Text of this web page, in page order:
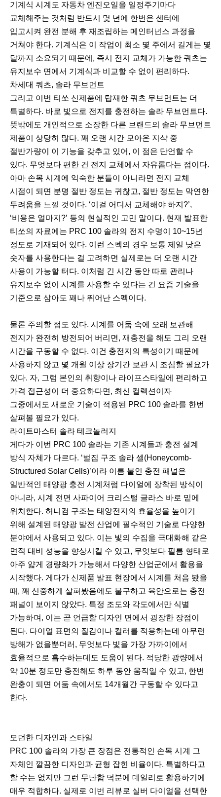
기계식 시계도 자동차 엔진오일을 일정주기마다
교체해주는 것처럼 반드시 몇 년에 한번은 센터에
입고시켜 완전 분해 후 재조립하는 메인터넌스 과정을
거쳐야 한다. 기계식은 이 작업이 최소 몇 주에서 길게는 몇
달까지 소요되기 때문에, 즉시 전지 교체가 가능한 쿼츠는
유지보수 면에서 기계식과 비교할 수 없이 편리하다.
차세대 쿼츠, 솔라 무브먼트
그리고 이번 티쏘 신제품에 탑재한 쿼츠 무브먼트는 더
특별하다. 바로 빛으로 전지를 충전하는 솔라 무브먼트다.
뜻밖에도 개인적으로 소장한 다른 브랜드의 솔라 무브먼트
제품이 상당히 많다. 꽤 오랜 시간 모아온 지샥 중
절반가량이 이 기능을 갖추고 있어, 이 점은 단언할 수
있다. 무엇보다 편한 건 전지 교체에서 자유롭다는 점이다.
아마 손목 시계에 익숙한 분들이 아니라면 전지 교체
시점이 되면 분명 절반 정도는 귀찮고, 절반 정도는 막연한
두려움을 느낄 것이다. ‘이걸 어디서 교체해야 하지?’,
‘비용은 얼마지?’ 등의 현실적인 고민 말이다. 현재 발표한
티쏘의 자료에는 PRC 100 솔라의 전지 수명이 10~15년
정도로 기재되어 있다. 이런 스펙의 경우 보통 제일 낮은
숫자를 사용한다는 걸 고려하면 실제로는 더 오랜 시간
사용이 가능할 터다. 이처럼 긴 시간 동안 따로 관리나
유지보수 없이 시계를 사용할 수 있다는 건 요즘 기술을
기준으로 삼아도 꽤나 뛰어난 스펙이다.
물론 주의할 점도 있다. 시계를 어둠 속에 오래 보관해
전지가 완전히 방전되어 버리면, 재충전을 해도 그리 오랜
시간을 구동할 수 없다. 이건 충전지의 특성이기 때문에
사용하지 않고 몇 개월 이상 장기간 보관 시 조심할 필요가
있다. 자, 그럼 본인의 취향이나 라이프스타일에 편리하고
가격 접근성이 더 중요하다면, 최신 컬렉션이자
그중에서도 새로운 기술이 적용된 PRC 100 솔라를 한번
살펴볼 필요가 있다.
라이트마스터 솔라 테크놀러지
게다가 이번 PRC 100 솔라는 기존 시계들과 충전 설계
방식 자체가 다르다. ‘벌집 구조 솔라 셀(Honeycomb-
Structured Solar Cells)’이라 이름 붙인 충전 패널은
일반적인 태양광 충전 시계처럼 다이얼에 장착된 방식이
아니라, 시계 전면 사파이어 크리스털 글라스 바로 밑에
위치한다. 허니컴 구조는 태양전지의 효율성을 높이기
위해 설계된 태양광 발전 산업에 필수적인 기술로 다양한
분야에서 사용되고 있다. 이는 빛의 수집을 극대화해 같은
면적 대비 성능을 향상시킬 수 있고, 무엇보다 필름 형태로
아주 얇게 경량화가 가능해서 다양한 산업군에서 활용을
시작했다. 게다가 신제품 발표 현장에서 시계를 처음 봤을
때, 꽤 신중하게 살펴봤음에도 불구하고 육안으로는 충전
패널이 보이지 않았다. 특정 조도와 각도에서만 식별
가능하며, 이는 곧 언급할 디자인 면에서 굉장한 장점이
된다. 다이얼 표면의 질감이나 컬러를 적용하는데 아무런
방해가 없을뿐더러, 무엇보다 빛을 가장 가까이에서
효율적으로 흡수하는데도 도움이 된다. 적당한 광량에서
약 10분 정도만 충전해도 하루 동안 움직일 수 있고, 한번
완충이 되면 어둠 속에서도 14개월간 구동할 수 있다고
한다.
모던한 디자인과 스타일
PRC 100 솔라의 가장 큰 장점은 전통적인 손목 시계 그
자체인 깔끔한 디자인과 균형 잡힌 비율이다. 특별하다고
할 수는 없지만 그런 무난함 덕분에 데일리로 활용하기에
매우 적합하다. 실제로 이번 리뷰로 실버 다이얼을 선택한